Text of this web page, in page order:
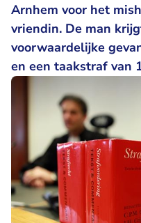
Arnhem voor het
vriendin. De man
voorwaardelijke
en een taakstraf van